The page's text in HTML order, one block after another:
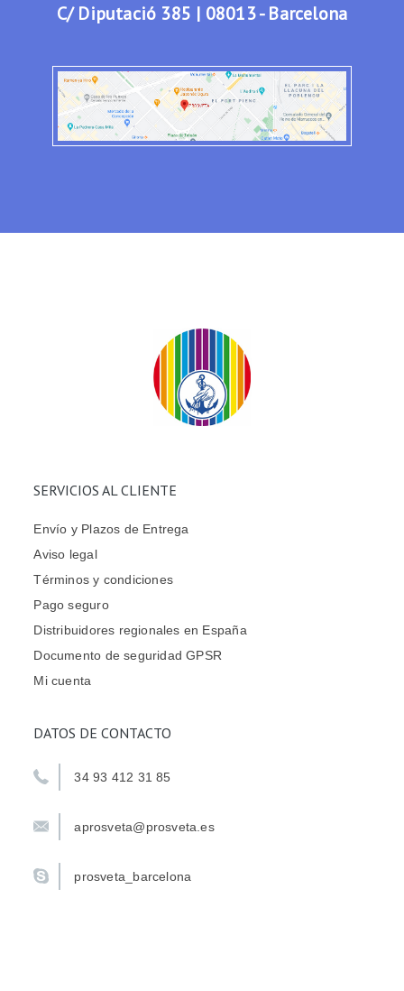
C/ Diputació 385 | 08013 - Barcelona
SERVICIOS AL CLIENTE
Envío y Plazos de Entrega
Aviso legal
Términos y condiciones
Pago seguro
Distribuidores regionales en España
Documento de seguridad GPSR
Mi cuenta
DATOS DE CONTACTO
34 93 412 31 85
aprosveta@prosveta.es
prosveta_barcelona